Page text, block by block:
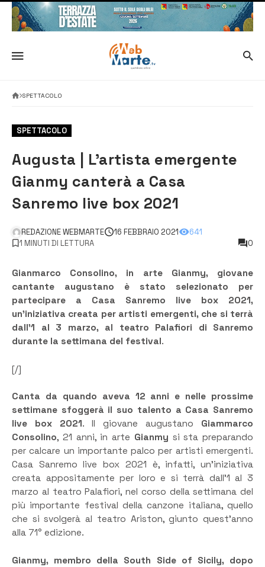
SPETTACOLO
SPETTACOLO
Augusta | L’artista emergente
Gianmy canterà a Casa
Sanremo live box 2021
REDAZIONE WEBMARTE 16 FEBBRAIO 2021
641
1 MINUTI DI LETTURA
0
Gianmarco Consolino, in arte Gianmy, giovane
cantante augustano è stato selezionato per
partecipare a Casa Sanremo live box 2021,
un’iniziativa creata per artisti emergenti, che si terrà
dall’1 al 3 marzo, al teatro Palafiori di Sanremo
durante la settimana del festival.
[/]
Canta da quando aveva 12 anni e nelle prossime
settimane sfoggerà il suo talento a Casa Sanremo
live box 2021. Il giovane augustano Giammarco
Consolino, 21 anni, in arte Gianmy si sta preparando
per calcare un importante palco per artisti emergenti.
Casa Sanremo live box 2021 è, infatti, un’iniziativa
creata appositamente per loro e si terrà dall’1 al 3
marzo al teatro Palafiori, nel corso della settimana del
più importante festival della canzone italiana, quello
che si svolgerà al teatro Ariston, giunto quest’anno
alla 71° edizione.
Gianmy, membro della South Side of Sicily, dopo